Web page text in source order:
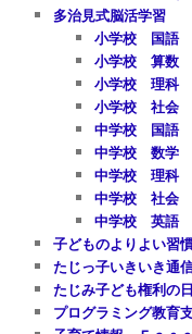
多治見式脳活学習
小学校 国語
小学校 算数
小学校 理科
小学校 社会
中学校 国語
中学校 数学
中学校 理科
中学校 社会
中学校 英語
子どものよりよい習
たじっ子いきいき通
たじみ子ども権利の
プログラミング教育